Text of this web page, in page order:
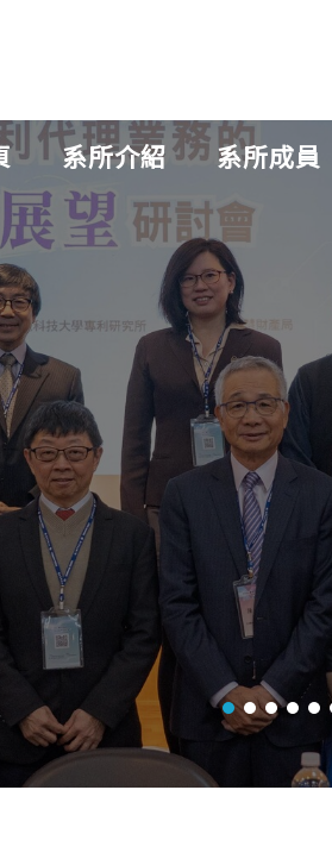
系所介紹 系所成員